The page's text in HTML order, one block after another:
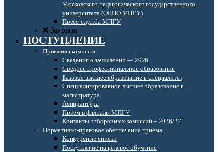
Московского педагогического государственного
университета (ОППО МПГУ)
Пресс-служба МПГУ
Закрыть
ПОСТУПЛЕНИЕ
Приемная комиссия
Сведения о зачислении — 2026
Среднее профессиональное образование
Базовое высшее образование и специалитет
Специализированное высшее образование и
магистратура
Аспирантура
Прием в филиалы МПГУ
Контакты отборочных комиссий – 2026/27
Нормативно-правовое обеспечение приема
Конкурсные списки
Поступление на целевое обучение